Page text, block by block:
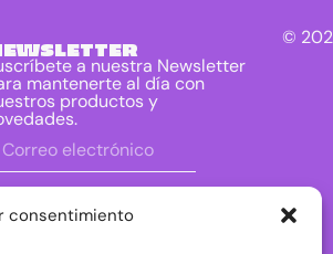
consentimiento
a nuestra Newsletter
mantenerte al día con
productos y
en la política de privacidad
el tratamiento de mis datos para
©